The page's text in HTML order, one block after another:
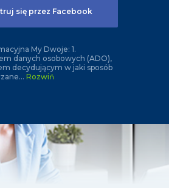
się przez Facebook
My Dwoje: 1.
danych osobowych (ADO),
decydującym w jaki sposób
... Rozwiń